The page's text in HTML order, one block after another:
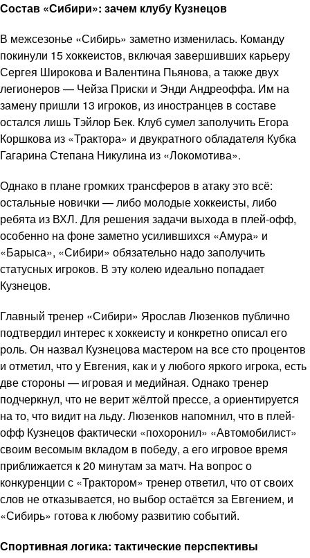
Состав «Сибири»: зачем клубу Кузнецов
В межсезонье «Сибирь» заметно изменилась. Команду
покинули 15 хоккеистов, включая завершивших карьеру
Сергея Широкова и Валентина Пьянова, а также двух
легионеров — Чейза Приски и Энди Андреоффа. Им на
замену пришли 13 игроков, из иностранцев в составе
остался лишь Тэйлор Бек. Клуб сумел заполучить Егора
Коршкова из «Трактора» и двукратного обладателя Кубка
Гагарина Степана Никулина из «Локомотива».
Однако в плане громких трансферов в атаку это всё:
остальные новички — либо молодые хоккеисты, либо
ребята из ВХЛ. Для решения задачи выхода в плей-офф,
особенно на фоне заметно усилившихся «Амура» и
«Барыса», «Сибири» обязательно надо заполучить
статусных игроков. В эту колею идеально попадает
Кузнецов.
Главный тренер «Сибири» Ярослав Люзенков публично
подтвердил интерес к хоккеисту и конкретно описал его
роль. Он назвал Кузнецова мастером на все сто процентов
и отметил, что у Евгения, как и у любого яркого игрока, есть
две стороны — игровая и медийная. Однако тренер
подчеркнул, что не верит жёлтой прессе, а ориентируется
на то, что видит на льду. Люзенков напомнил, что в плей-
офф Кузнецов фактически «похоронил» «Автомобилист»
своим весомым вкладом в победу, а его игровое время
приближается к 20 минутам за матч. На вопрос о
конкуренции с «Трактором» тренер ответил, что от своих
слов не отказывается, но выбор остаётся за Евгением, и
«Сибирь» готова к любому развитию событий.
Спортивная логика: тактические перспективы